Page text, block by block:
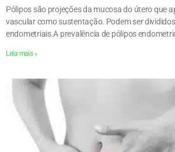
Pólipos são projeções da mucosa do útero que
vascular como sustentação. Podem ser
endometriais.A prevalência de pólipos
Leia mais »